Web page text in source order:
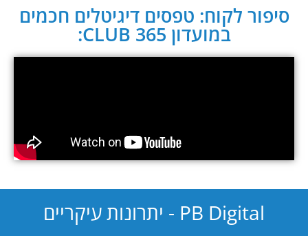
סיפור לקוח: טפסים דיגיטלים חכמים
במועדון CLUB 365:
PB Digital - יתרונות עיקריים